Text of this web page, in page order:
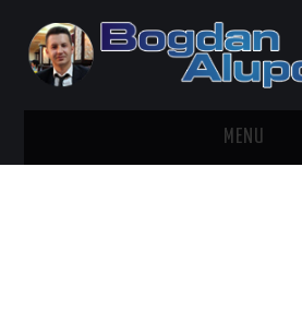
MENU